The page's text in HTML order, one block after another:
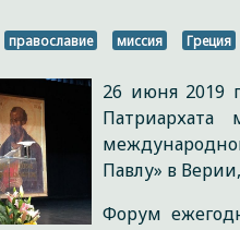
православие миссия Греция
26 июня 2019
Павлу» в
Форум